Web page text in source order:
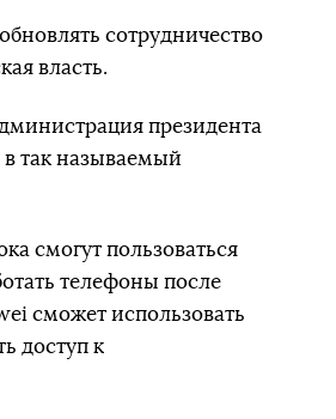
сотрудничество
власть.
президента
так называемый
смогут пользоваться
телефоны после
сможет использовать
доступ к